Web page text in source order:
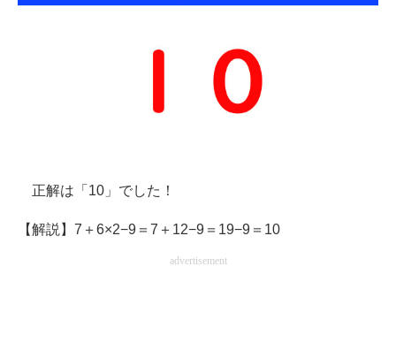
好きが集まる 比べて選べる
経営リーダーのコミュニティ
マーケ×ITの今がよく分かる
正解は「10」でした！
【解説】7＋6×2−9＝7＋12−9＝19−9＝10
advertisement